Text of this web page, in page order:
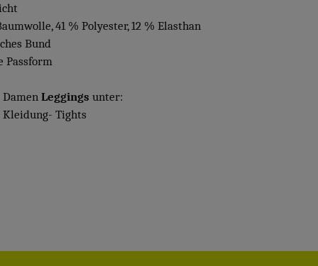
41 % Polyester, 12 % Elasthan
Bund
Passform
Leggings unter:
Kleidung- Tights